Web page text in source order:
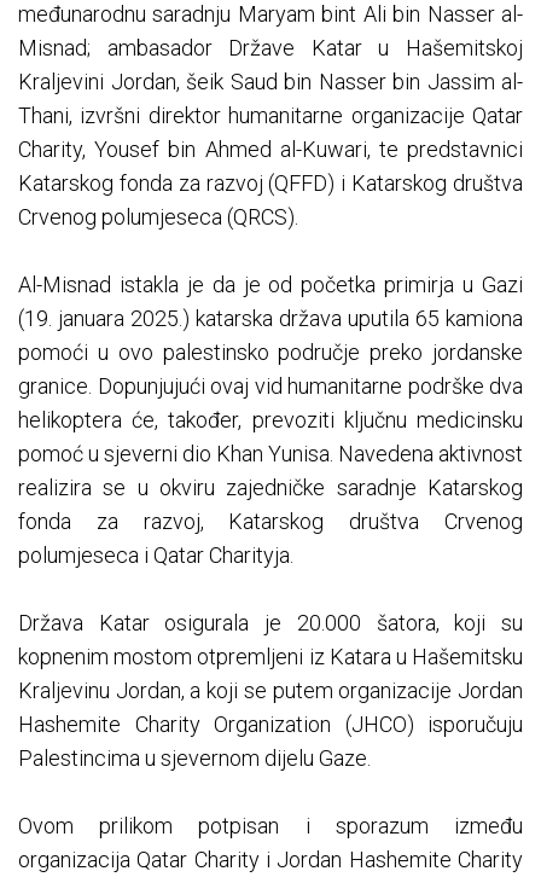
međunarodnu saradnju Maryam bint Ali bin Nasser al-
Misnad; ambasador Države Katar u Hašemitskoj
Kraljevini Jordan, šeik Saud bin Nasser bin Jassim al-
Thani, izvršni direktor humanitarne organizacije Qatar
Charity, Yousef bin Ahmed al-Kuwari, te predstavnici
Katarskog fonda za razvoj (QFFD) i Katarskog društva
Crvenog polumjeseca (QRCS).
Al-Misnad istakla je da je od početka primirja u Gazi
(19. januara 2025.) katarska država uputila 65 kamiona
pomoći u ovo palestinsko područje preko jordanske
granice. Dopunjujući ovaj vid humanitarne podrške dva
helikoptera će, također, prevoziti ključnu medicinsku
pomoć u sjeverni dio Khan Yunisa. Navedena aktivnost
realizira se u okviru zajedničke saradnje Katarskog
fonda za razvoj, Katarskog društva Crvenog
polumjeseca i Qatar Charityja.
Država Katar osigurala je 20.000 šatora, koji su
kopnenim mostom otpremljeni iz Katara u Hašemitsku
Kraljevinu Jordan, a koji se putem organizacije Jordan
Hashemite Charity Organization (JHCO) isporučuju
Palestincima u sjevernom dijelu Gaze.
Ovom prilikom potpisan i sporazum između
organizacija Qatar Charity i Jordan Hashemite Charity